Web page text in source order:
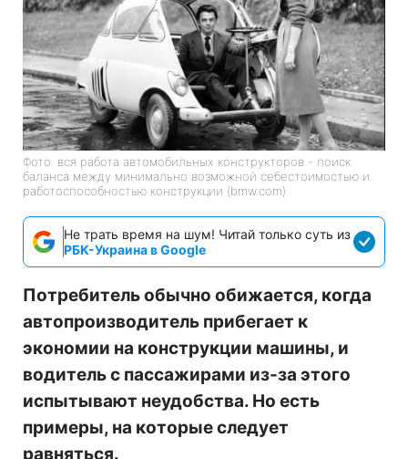
Фото: вся работа автомобильных конструкторов - поиск
баланса между минимально возможной себестоимостью и
работоспособностью конструкции (bmw.com)
Не трать время на шум! Читай только суть из
РБК-Украина в Google
Потребитель обычно обижается, когда
автопроизводитель прибегает к
экономии на конструкции машины, и
водитель с пассажирами из-за этого
испытывают неудобства. Но есть
примеры, на которые следует
равняться.